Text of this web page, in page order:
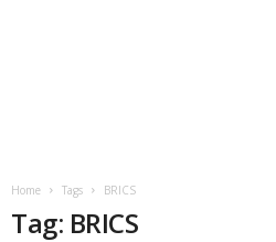
Home Tags BRICS
Tag: BRICS